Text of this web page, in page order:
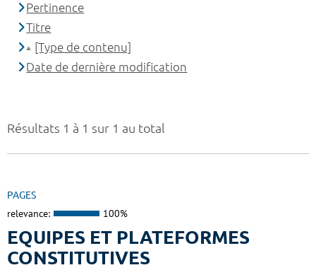
Résultats 1 à 1 sur 1 au total
PAGES
relevance: 100%
EQUIPES ET PLATEFORMES
CONSTITUTIVES
Pertinence
Titre
[Type de contenu]
Date de dernière modification